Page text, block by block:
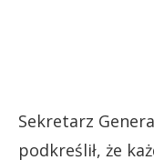
Sekretarz
podkreślił, że